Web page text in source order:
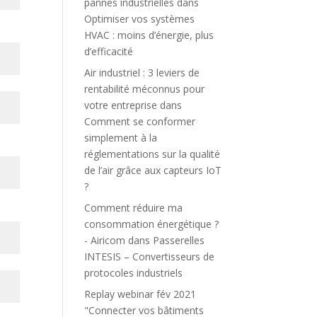
Optimiser vos systèmes
HVAC : moins d’énergie, plus
d’efficacité
Air industriel : 3 leviers de
rentabilité méconnus pour
votre entreprise dans
Comment se conformer
simplement à la
réglementations sur la qualité
de l’air grâce aux capteurs IoT
?
Comment réduire ma
consommation énergétique ?
- Airicom dans Passerelles
INTESIS – Convertisseurs de
protocoles industriels
Replay webinar fév 2021
"Connecter vos bâtiments